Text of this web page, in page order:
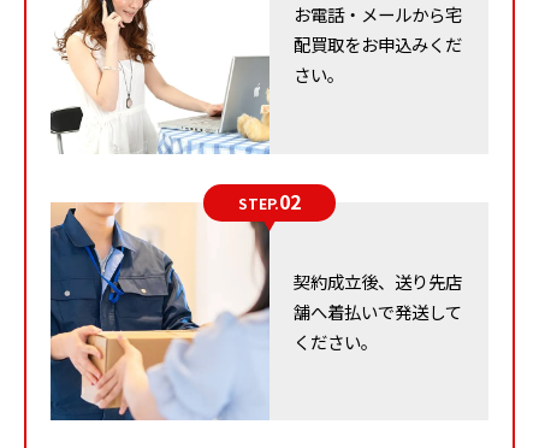
一方、「DALI MENUET MR」は、キャビネット内の空気
の流れを最適化し、開放感とダイナミックな反応を得る
ことができます。ウッドファイバーコーンを採用するこ
とで豊かな低音再生を実現し、ネオジウムマグネットに
振幅とクリアで伸びやかな高域再生も可能とし、高度な
ピストンモーションを実現しています。
これらの特徴は、DALIのスピーカーが音楽愛好家に愛さ
れる理由を説明しています。その洗練されたデザインと
高品質な音質は、音楽体験をさらに一層豊かなものにし
ます。
お電話・メールから宅
配買取をお申込みくだ
さい。
STEP.02
契約成立後、送り先店
舗へ着払いで発送して
ください。